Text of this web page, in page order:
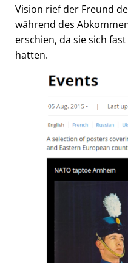
Vision rief der Freund
während des
erschien, da sie sich
hatten.